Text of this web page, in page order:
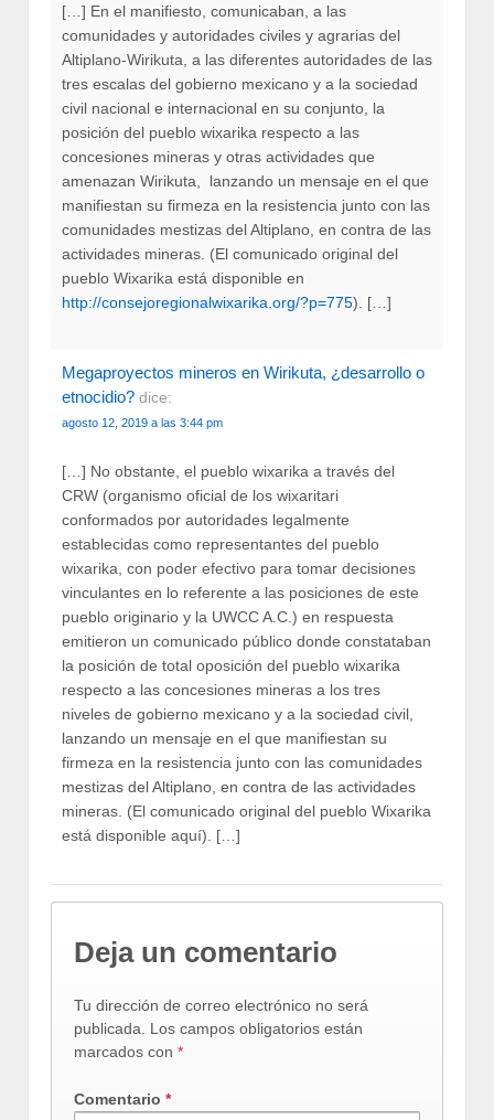
[…] En el manifiesto, comunicaban, a las
comunidades y autoridades civiles y agrarias del
Altiplano-Wirikuta, a las diferentes autoridades de las
tres escalas del gobierno mexicano y a la sociedad
civil nacional e internacional en su conjunto, la
posición del pueblo wixarika respecto a las
concesiones mineras y otras actividades que
amenazan Wirikuta, lanzando un mensaje en el que
manifiestan su firmeza en la resistencia junto con las
comunidades mestizas del Altiplano, en contra de las
actividades mineras. (El comunicado original del
pueblo Wixarika está disponible en
http://consejoregionalwixarika.org/?p=775). […]
Megaproyectos mineros en Wirikuta, ¿desarrollo o
etnocidio? dice:
agosto 12, 2019 a las 3:44 pm
[…] No obstante, el pueblo wixarika a través del
CRW (organismo oficial de los wixaritari
conformados por autoridades legalmente
establecidas como representantes del pueblo
wixarika, con poder efectivo para tomar decisiones
vinculantes en lo referente a las posiciones de este
pueblo originario y la UWCC A.C.) en respuesta
emitieron un comunicado público donde constataban
la posición de total oposición del pueblo wixarika
respecto a las concesiones mineras a los tres
niveles de gobierno mexicano y a la sociedad civil,
lanzando un mensaje en el que manifiestan su
firmeza en la resistencia junto con las comunidades
mestizas del Altiplano, en contra de las actividades
mineras. (El comunicado original del pueblo Wixarika
está disponible aquí). […]
Deja un comentario
Tu dirección de correo electrónico no será
publicada.
Los campos obligatorios están
marcados con *
Comentario *